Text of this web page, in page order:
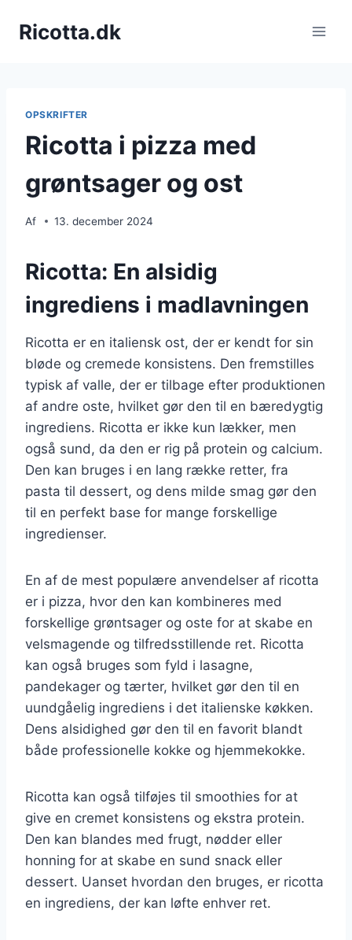
Ricotta.dk
OPSKRIFTER
Ricotta i pizza med
grøntsager og ost
Af 13. december 2024
Ricotta: En alsidig
ingrediens i madlavningen
Ricotta er en italiensk ost, der er kendt for sin
bløde og cremede konsistens. Den fremstilles
typisk af valle, der er tilbage efter produktionen
af andre oste, hvilket gør den til en bæredygtig
ingrediens. Ricotta er ikke kun lækker, men
også sund, da den er rig på protein og calcium.
Den kan bruges i en lang række retter, fra
pasta til dessert, og dens milde smag gør den
til en perfekt base for mange forskellige
ingredienser.
En af de mest populære anvendelser af ricotta
er i pizza, hvor den kan kombineres med
forskellige grøntsager og oste for at skabe en
velsmagende og tilfredsstillende ret. Ricotta
kan også bruges som fyld i lasagne,
pandekager og tærter, hvilket gør den til en
uundgåelig ingrediens i det italienske køkken.
Dens alsidighed gør den til en favorit blandt
både professionelle kokke og hjemmekokke.
Ricotta kan også tilføjes til smoothies for at
give en cremet konsistens og ekstra protein.
Den kan blandes med frugt, nødder eller
honning for at skabe en sund snack eller
dessert. Uanset hvordan den bruges, er ricotta
en ingrediens, der kan løfte enhver ret.